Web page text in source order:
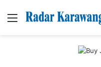
Menu